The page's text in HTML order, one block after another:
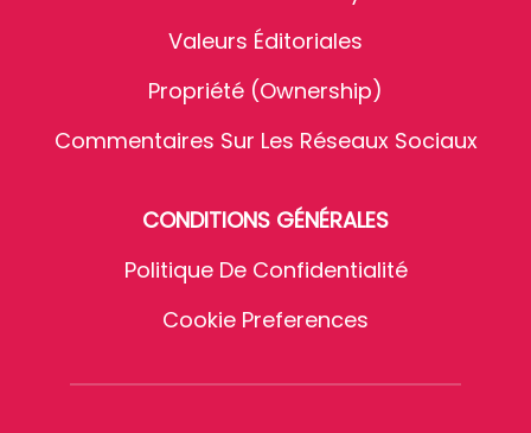
Valeurs Éditoriales
Propriété (Ownership)
Commentaires Sur Les Réseaux Sociaux
CONDITIONS GÉNÉRALES
Politique De Confidentialité
Cookie Preferences